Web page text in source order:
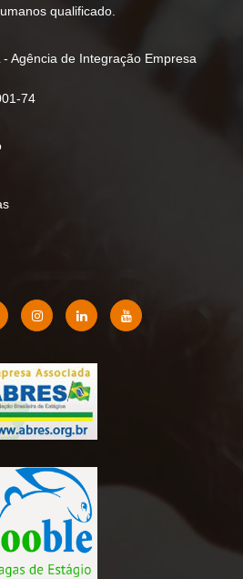
qualificado.
- Agência de Integração Empresa
74